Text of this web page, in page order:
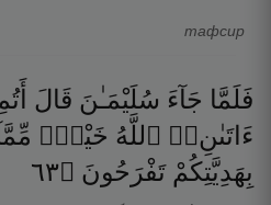
тафсир
فَلَمَّا جَآءَ سُلَيْمَـٰنَ قَالَ
ءَاتَىٰنِۦَ ٱللَّهُ خَيْرٌۭ
بِهَدِيَّتِكُمْ تَفْرَحُونَ ۝٣٦